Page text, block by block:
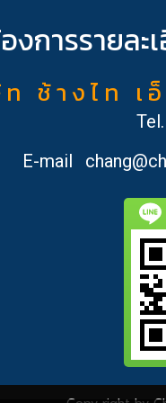
งการรายละ
ท ช้ า ง ไ ท เ อ็
Tel.
E-mail